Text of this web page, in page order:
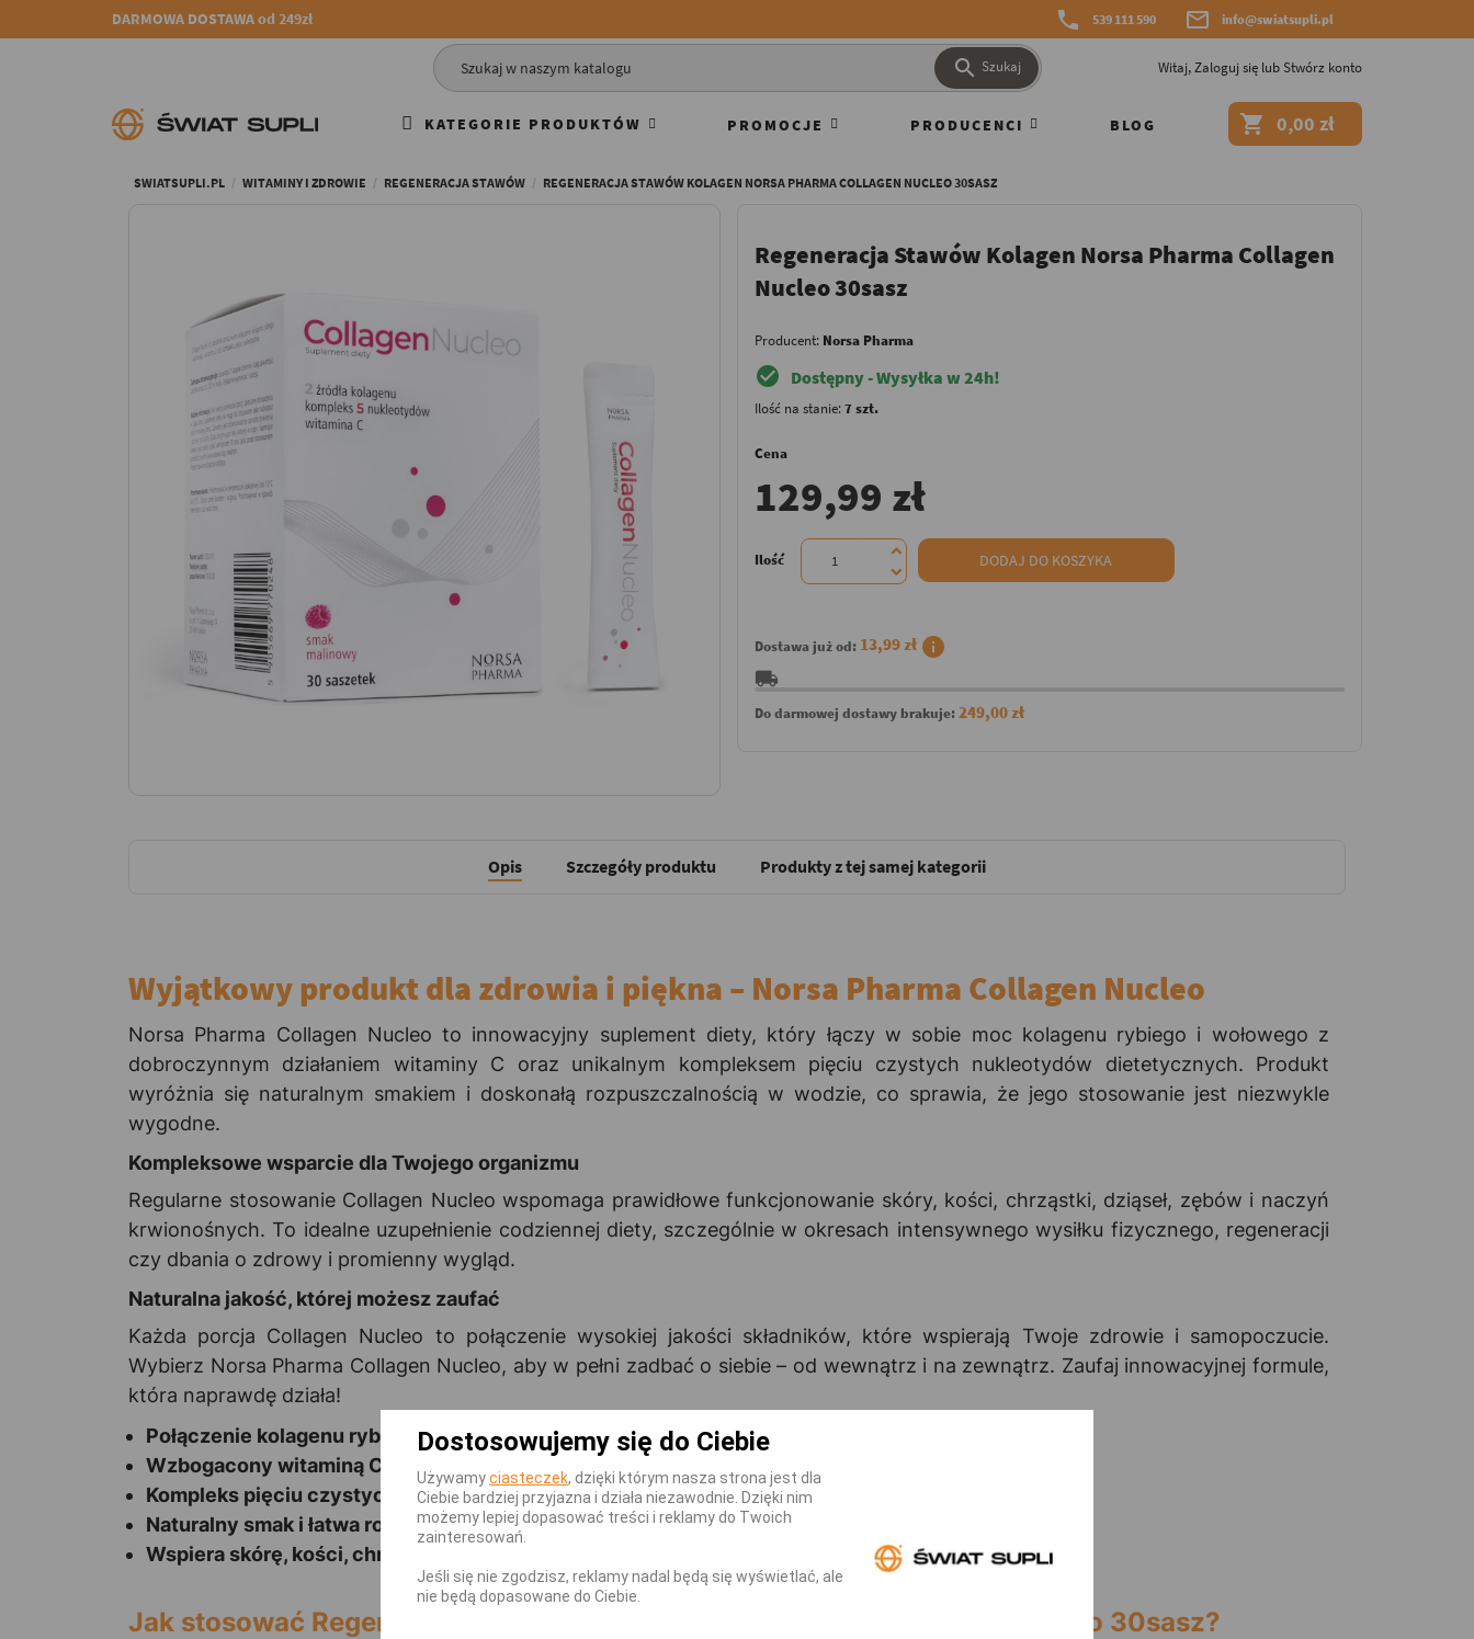
DARMOWA DOSTAWA od 249zł  539 111 590  info@swiatsupli.pl
 Szukaj Witaj,Zaloguj się lubStwórz konto
KATEGORIE PRODUKTÓW PROMOCJE PRODUCENCI BLOG  0,00 zł
SWIATSUPLI.PL WITAMINY I ZDROWIE REGENERACJA STAWÓW REGENERACJA STAWÓW KOLAGEN NORSA PHARMA COLLAGEN NUCLEO 30SASZ
Regeneracja Stawów Kolagen Norsa Pharma Collagen
Nucleo 30sasz
Producent: Norsa Pharma
check_circle Dostępny - Wysyłka w 24h!
Ilość na stanie:7 szt.
Cena
129,99 zł
Ilość DODAJ DO KOSZYKA
Dostawa już od: 13,99 zł info
local_shipping
Do darmowej dostawy brakuje: 249,00 zł
Opis Szczegóły produktu Produkty z tej samej kategorii
Wyjątkowy produkt dla zdrowia i piękna – Norsa Pharma Collagen Nucleo
Norsa Pharma Collagen Nucleo to innowacyjny suplement diety, który łączy w sobie moc kolagenu rybiego i wołowego z
dobroczynnym działaniem witaminy C oraz unikalnym kompleksem pięciu czystych nukleotydów dietetycznych. Produkt
wyróżnia się naturalnym smakiem i doskonałą rozpuszczalnością w wodzie, co sprawia, że jego stosowanie jest niezwykle
wygodne.
Kompleksowe wsparcie dla Twojego organizmu
Regularne stosowanie Collagen Nucleo wspomaga prawidłowe funkcjonowanie skóry, kości, chrząstki, dziąseł, zębów i naczyń
krwionośnych. To idealne uzupełnienie codziennej diety, szczególnie w okresach intensywnego wysiłku fizycznego, regeneracji
czy dbania o zdrowy i promienny wygląd.
Naturalna jakość, której możesz zaufać
Każda porcja Collagen Nucleo to połączenie wysokiej jakości składników, które wspierają Twoje zdrowie i samopoczucie.
Wybierz Norsa Pharma Collagen Nucleo, aby w pełni zadbać o siebie – od wewnątrz i na zewnątrz. Zaufaj innowacyjnej formule,
która naprawdę działa!
Połączenie kolagenu rybiego i wołowego.
Wzbogacony witaminą C dla lepszej przyswajalności.
Kompleks pięciu czystych nukleotydów.
Naturalny smak i łatwa rozpuszczalność w wodzie.
Wspiera skórę, kości, chrząstki, dziąsła, zęby i naczynia krwionośne.
Jak stosować Regeneracja Stawów Kolagen Norsa Pharma Collagen Nucleo 30sasz?
Dostosowujemy się do Ciebie
Używamyciasteczek, dzięki którym nasza strona jest dla
Ciebie bardziej przyjazna i działa niezawodnie. Dzięki nim
możemy lepiej dopasować treści i reklamy do Twoich
zainteresowań.
Jeśli się nie zgodzisz, reklamy nadal będą się wyświetlać, ale
nie będą dopasowane do Ciebie.